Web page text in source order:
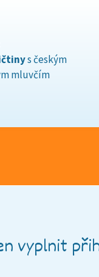
s českým
mluvčím
vyplnit